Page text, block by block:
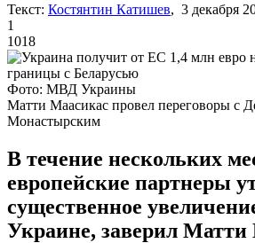
Текст: Костянтин Катишев, 3 декабря
1
1018
Фото: МВД Украины
Матти Маасикас провел переговоры с
Монастырским
В течение нескольких
европейские партнеры
существенное
Украине, заверил Матти